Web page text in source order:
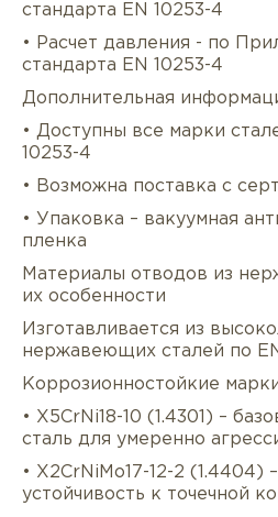
стандарта EN 10253-4
• Расчет давления - по
стандарта EN 10253-4
Дополнительная
• Доступны все марки
10253-4
• Возможна поставка с
• Упаковка – вакуумная
пленка
Материалы отводов из
их особенности
Изготавливается из
нержавеющих сталей по
Коррозионностойкие
• X5CrNi18-10 (1.4301) –
сталь для умеренно
• X2CrNiMo17-12-2 (1.4404)
устойчивость к точечной